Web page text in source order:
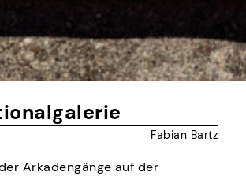
Fabian Bartz
Arkadengänge auf der